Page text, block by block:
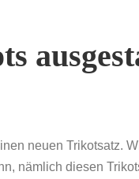
neuen
nämlich diesen